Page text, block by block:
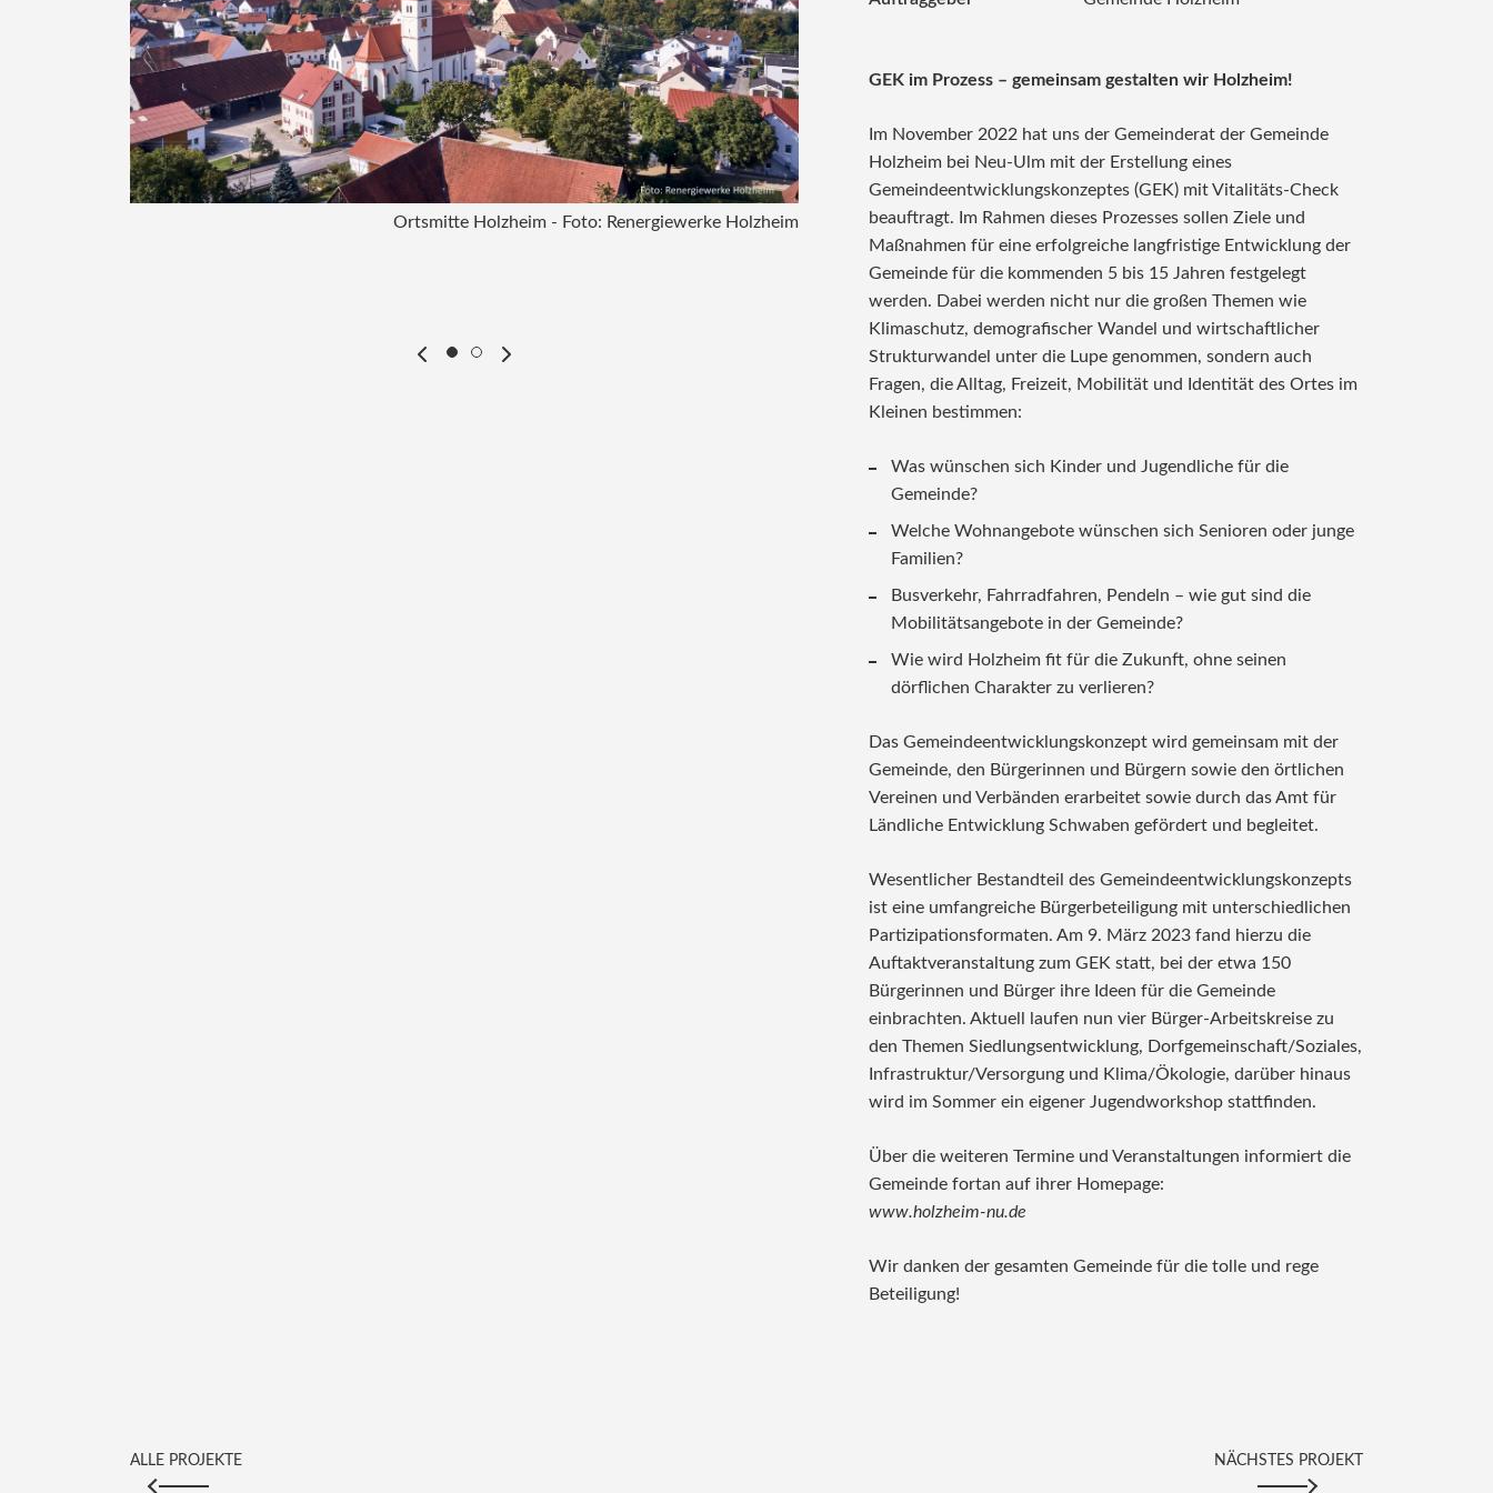
Ortsmitte Holzheim - Foto: Renergiewerke Holzheim
Ideenaustausch auf der Auftaktveranstaltung zum GEK - Foto: Ulrike Reiser, ALE
GEK im Prozess – gemeinsam gestalten wir Holzheim!
Im November 2022 hat uns der Gemeinderat der Gemeinde
Holzheim bei Neu-Ulm mit der Erstellung eines
Gemeindeentwicklungskonzeptes (GEK) mit Vitalitäts-Check
beauftragt. Im Rahmen dieses Prozesses sollen Ziele und
Maßnahmen für eine erfolgreiche langfristige Entwicklung der
Gemeinde für die kommenden 5 bis 15 Jahren festgelegt
werden. Dabei werden nicht nur die großen Themen wie
Klimaschutz, demografischer Wandel und wirtschaftlicher
Strukturwandel unter die Lupe genommen, sondern auch
Fragen, die Alltag, Freizeit, Mobilität und Identität des Ortes im
Kleinen bestimmen:
Was wünschen sich Kinder und Jugendliche für die
Gemeinde?
Welche Wohnangebote wünschen sich Senioren oder junge
Familien?
Busverkehr, Fahrradfahren, Pendeln – wie gut sind die
Mobilitätsangebote in der Gemeinde?
Wie wird Holzheim fit für die Zukunft, ohne seinen
dörflichen Charakter zu verlieren?
Das Gemeindeentwicklungskonzept wird gemeinsam mit der
Gemeinde, den Bürgerinnen und Bürgern sowie den örtlichen
Vereinen und Verbänden erarbeitet sowie durch das Amt für
Ländliche Entwicklung Schwaben gefördert und begleitet.
Wesentlicher Bestandteil des Gemeindeentwicklungskonzepts
ist eine umfangreiche Bürgerbeteiligung mit unterschiedlichen
Partizipationsformaten. Am 9. März 2023 fand hierzu die
Auftaktveranstaltung zum GEK statt, bei der etwa 150
Bürgerinnen und Bürger ihre Ideen für die Gemeinde
einbrachten. Aktuell laufen nun vier Bürger-Arbeitskreise zu
den Themen Siedlungsentwicklung, Dorfgemeinschaft/Soziales,
Infrastruktur/Versorgung und Klima/Ökologie, darüber hinaus
wird im Sommer ein eigener Jugendworkshop stattfinden.
Über die weiteren Termine und Veranstaltungen informiert die
Gemeinde fortan auf ihrer Homepage:
www.holzheim-nu.de
Wir danken der gesamten Gemeinde für die tolle und rege
Beteiligung!
ALLE PROJEKTE NÄCHSTES PROJEKT